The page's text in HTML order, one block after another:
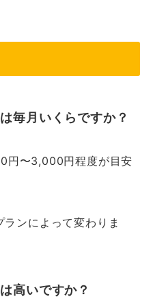
毎月いくらですか？
円〜3,000円程度が目安
ンによって変わりま
高いですか？